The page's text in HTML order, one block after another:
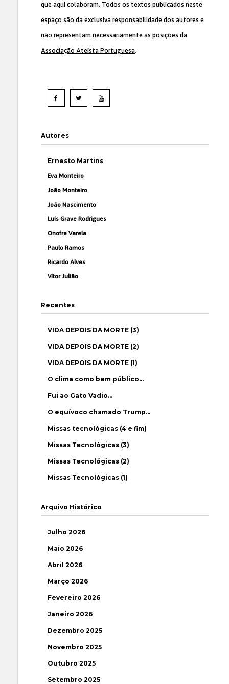
que aqui colaboram. Todos os textos publicados neste
espaço são da exclusiva responsabilidade dos autores e
não representam necessariamente as posições da
Associação Ateísta Portuguesa.
Autores
Ernesto Martins
Eva Monteiro
João Monteiro
João Nascimento
Luís Grave Rodrigues
Onofre Varela
Paulo Ramos
Ricardo Alves
Vítor Julião
Recentes
VIDA DEPOIS DA MORTE (3)
VIDA DEPOIS DA MORTE (2)
VIDA DEPOIS DA MORTE (1)
O clima como bem público…
Fui ao Gato Vadio…
O equívoco chamado Trump…
Missas tecnológicas (4 e fim)
Missas Tecnológicas (3)
Missas Tecnológicas (2)
Missas Tecnológicas (1)
Arquivo Histórico
Julho 2026
Maio 2026
Abril 2026
Março 2026
Fevereiro 2026
Janeiro 2026
Dezembro 2025
Novembro 2025
Outubro 2025
Setembro 2025